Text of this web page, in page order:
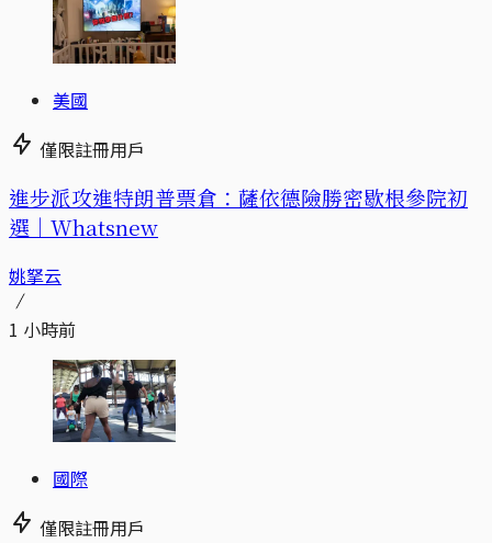
美國
僅限註冊用戶
進步派攻進特朗普票倉：薩依德險勝密歇根參院初
選｜Whatsnew
姚拏云
1 小時前
國際
僅限註冊用戶